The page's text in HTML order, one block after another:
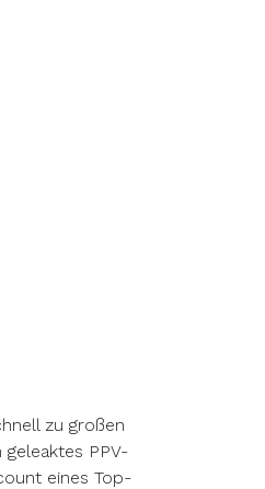
zu großen
PPV-
eines Top-